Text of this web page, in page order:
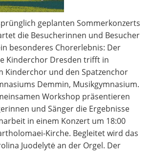
geplanten Sommerkonzerts
die Besucherinnen und Besucher
besonderes Chorerlebnis: Der
Kinderchor Dresden trifft in
Kinderchor und den Spatzenchor
Demmin, Musikgymnasium.
Workshop präsentieren
und Sänger die Ergebnisse
in einem Konzert um 18:00
Kirche. Begleitet wird das
Juodelytė an der Orgel. Der